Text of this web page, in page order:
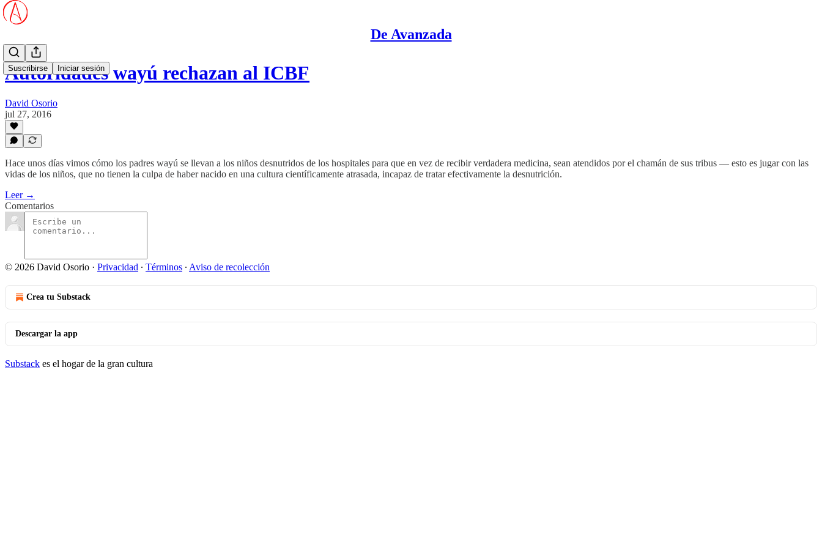
De Avanzada
Suscribirse Iniciar sesión
Autoridades wayú rechazan al ICBF
David Osorio
jul 27, 2016
Hace unos días vimos cómo los padres wayú se llevan a los niños desnutridos de los hospitales para que en vez de recibir verdadera medicina, sean atendidos por el chamán de sus tribus — esto es jugar con las
vidas de los niños, que no tienen la culpa de haber nacido en una cultura científicamente atrasada, incapaz de tratar efectivamente la desnutrición.
Leer →
Comentarios
© 2026 David Osorio · Privacidad ∙ Términos ∙ Aviso de recolección
Crea tu Substack
Descargar la app
Substack es el hogar de la gran cultura